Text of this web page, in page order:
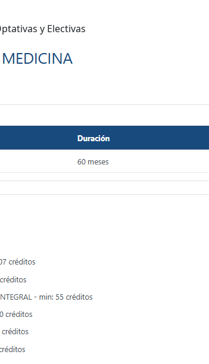
y Electivas